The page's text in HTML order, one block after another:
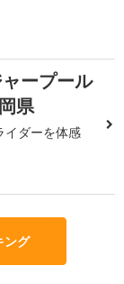
ープール
県
イダーを体感
ング